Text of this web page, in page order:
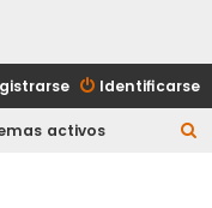
Identificarse
activos